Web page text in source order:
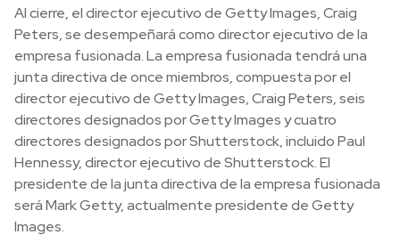
Al cierre, el director ejecutivo de Getty Images, Craig
Peters, se desempeñará como director ejecutivo de la
empresa fusionada. La empresa fusionada tendrá una
junta directiva de once miembros, compuesta por el
director ejecutivo de Getty Images, Craig Peters, seis
directores designados por Getty Images y cuatro
directores designados por Shutterstock, incluido Paul
Hennessy, director ejecutivo de Shutterstock. El
presidente de la junta directiva de la empresa fusionada
será Mark Getty, actualmente presidente de Getty
Images.